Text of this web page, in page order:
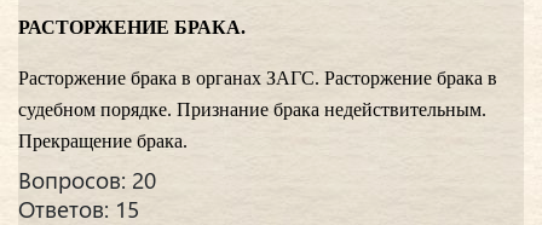
РАСТОРЖЕНИЕ БРАКА.
Расторжение брака в органах ЗАГС. Расторжение брака в
судебном порядке. Признание брака недействительным.
Прекращение брака.
Вопросов: 20
Ответов: 15